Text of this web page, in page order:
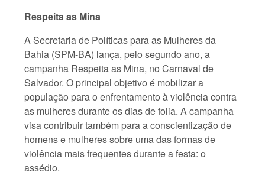
Respeita as Mina
A Secretaria de Políticas para as Mulheres da
Bahia (SPM-BA) lança, pelo segundo ano, a
campanha Respeita as Mina, no Carnaval de
Salvador. O principal objetivo é mobilizar a
população para o enfrentamento à violência contra
as mulheres durante os dias de folia. A campanha
visa contribuir também para a conscientização de
homens e mulheres sobre uma das formas de
violência mais frequentes durante a festa: o
assédio.